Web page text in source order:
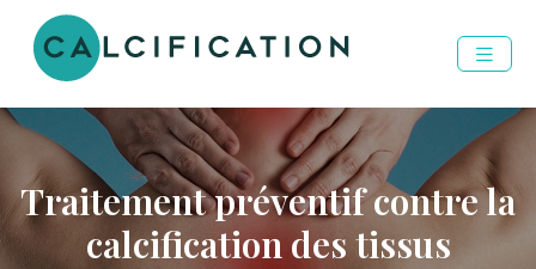
Traitement préventif contre la
calcification des tissus